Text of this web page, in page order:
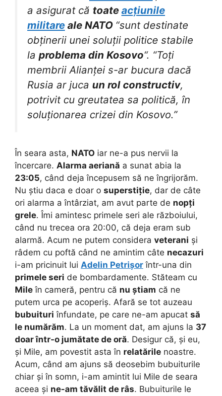
a asigurat că toate acțiunile
militare ale NATO “sunt destinate
obținerii unei soluții politice stabile
la problema din Kosovo“. “Toți
membrii Alianței s-ar bucura dacă
Rusia ar juca un rol constructiv,
potrivit cu greutatea sa politică, în
soluționarea crizei din Kosovo.”
În seara asta, NATO iar ne-a pus nervii la
încercare. Alarma aeriană a sunat abia la
23:05, când deja începusem să ne îngrijorăm.
Nu știu daca e doar o superstiție, dar de câte
ori alarma a întârziat, am avut parte de nopți
grele. Îmi amintesc primele seri ale războiului,
când nu trecea ora 20:00, că deja eram sub
alarmă. Acum ne putem considera veterani și
râdem cu poftă când ne amintim câte necazuri
i-am pricinuit lui Adelin Petrișor într-una din
primele seri de bombardamente. Stăteam cu
Mile în cameră, pentru că nu știam că ne
putem urca pe acoperiș. Afară se tot auzeau
bubuituri înfundate, pe care ne-am apucat să
le numărăm. La un moment dat, am ajuns la 37
doar într-o jumătate de oră. Desigur că, și eu,
și Mile, am povestit asta în relatările noastre.
Acum, când am ajuns să deosebim bubuiturile
chiar și în somn, i-am amintit lui Mile de seara
aceea și ne-am tăvălit de râs. Bubuiturile le